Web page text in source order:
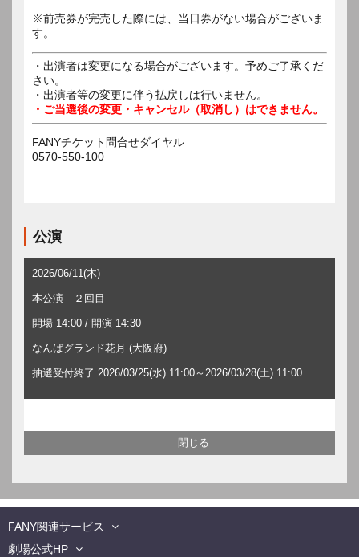
※前売券が完売した際には、当日券がない場合がございま
す。
・出演者は変更になる場合がございます。予めご了承くだ
さい。
・出演者等の変更に伴う払戻しは行いません。
・ご当選後の変更・キャンセル（取消し）はできません。
FANYチケット問合せダイヤル
0570-550-100
公演
2026/06/11(木)
本公演 ２回目
開場 14:00 / 開演 14:30
なんばグランド花月 (大阪府)
抽選受付終了 2026/03/25(水) 11:00～2026/03/28(土) 11:00
FANY関連サービス
劇場公式HP